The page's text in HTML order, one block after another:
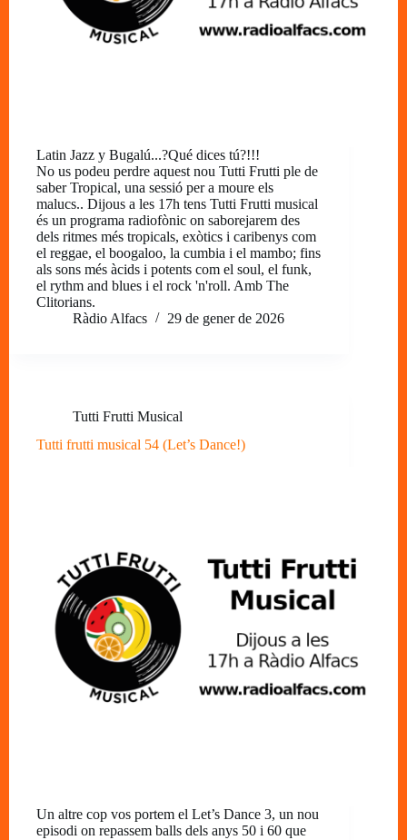
Latin Jazz y Bugalú...?Qué dices tú?!!!
No us podeu perdre aquest nou Tutti Frutti ple de
saber Tropical, una sessió per a moure els
malucs.. Dijous a les 17h tens Tutti Frutti musical
és un programa radiofònic on saborejarem des
dels ritmes més tropicals, exòtics i caribenys com
el reggae, el boogaloo, la cumbia i el mambo; fins
als sons més àcids i potents com el soul, el funk,
el rythm and blues i el rock 'n'roll. Amb The
Clitorians.
Ràdio Alfacs
29 de gener de 2026
Tutti Frutti Musical
Tutti frutti musical 54 (Let’s Dance!)
Un altre cop vos portem el Let’s Dance 3, un nou
episodi on repassem balls dels anys 50 i 60 que